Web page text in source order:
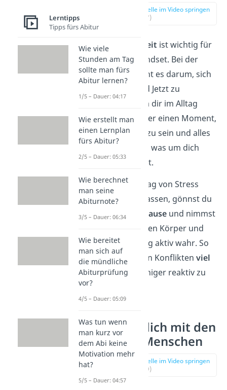
zur Stelle im Video springen
(01:17)
AuchAchtsamkeit ist wichtig für
ein positives Mindset. Bei der
Achtsamkeit geht es darum, sich
auf das Hier und Jetzt zu
. Nimm dir im Alltag
immer mal wieder einen Moment,
um einfach nur zu sein und alles
wahrzunehmen, was um dich
herum geschieht.
Statt deinen Alltag von Stress
dominieren zu lassen, gönnst du
dir eineaktive Pause und nimmst
dich selbst, deinen Körper und
deine Umgebung aktiv wahr. So
lernst du, auch in Konflikten viel
ruhigerund weniger reaktiv zu
sein.
3. Umgib dich mit den
richtigen Menschen
zur Stelle im Video springen
(01:39)
Lerntipps
Tipps fürs Abitur
Wie viele
Stunden am Tag
sollte man fürs
Abitur lernen?
1/5 – Dauer: 04:17
Wie erstellt man
einen Lernplan
fürs Abitur?
2/5 – Dauer: 05:33
Wie berechnet
man seine
Abiturnote?
3/5 – Dauer: 06:34
Wie bereitet
man sich auf
die mündliche
Abiturprüfung
vor?
4/5 – Dauer: 05:09
Was tun wenn
man kurz vor
dem Abi keine
Motivation mehr
hat?
5/5 – Dauer: 04:57